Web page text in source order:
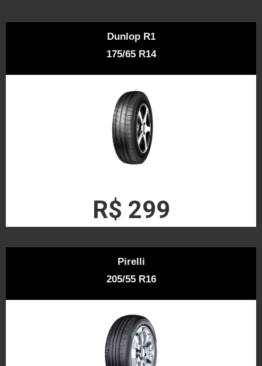
Dunlop R1
175/65 R14
R$ 299
Pirelli
205/55 R16